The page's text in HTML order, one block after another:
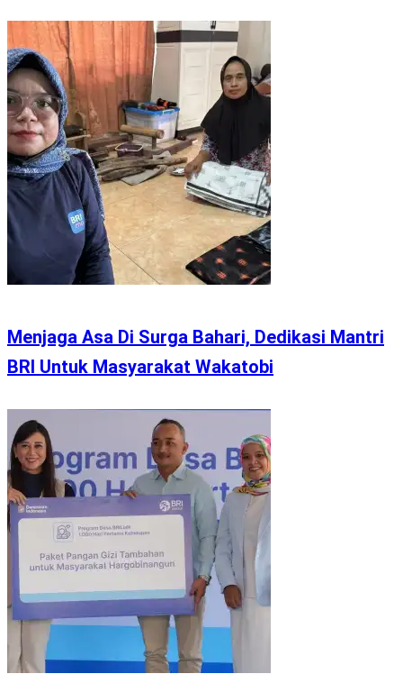
Menjaga Asa Di Surga Bahari, Dedikasi Mantri
BRI Untuk Masyarakat Wakatobi